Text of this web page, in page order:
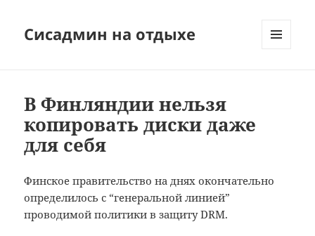
Сисадмин на отдыхе
В Финляндии нельзя
копировать диски даже
для себя
Финское правительство на днях окончательно
определилось с “генеральной линией”
проводимой политики в защиту DRM.